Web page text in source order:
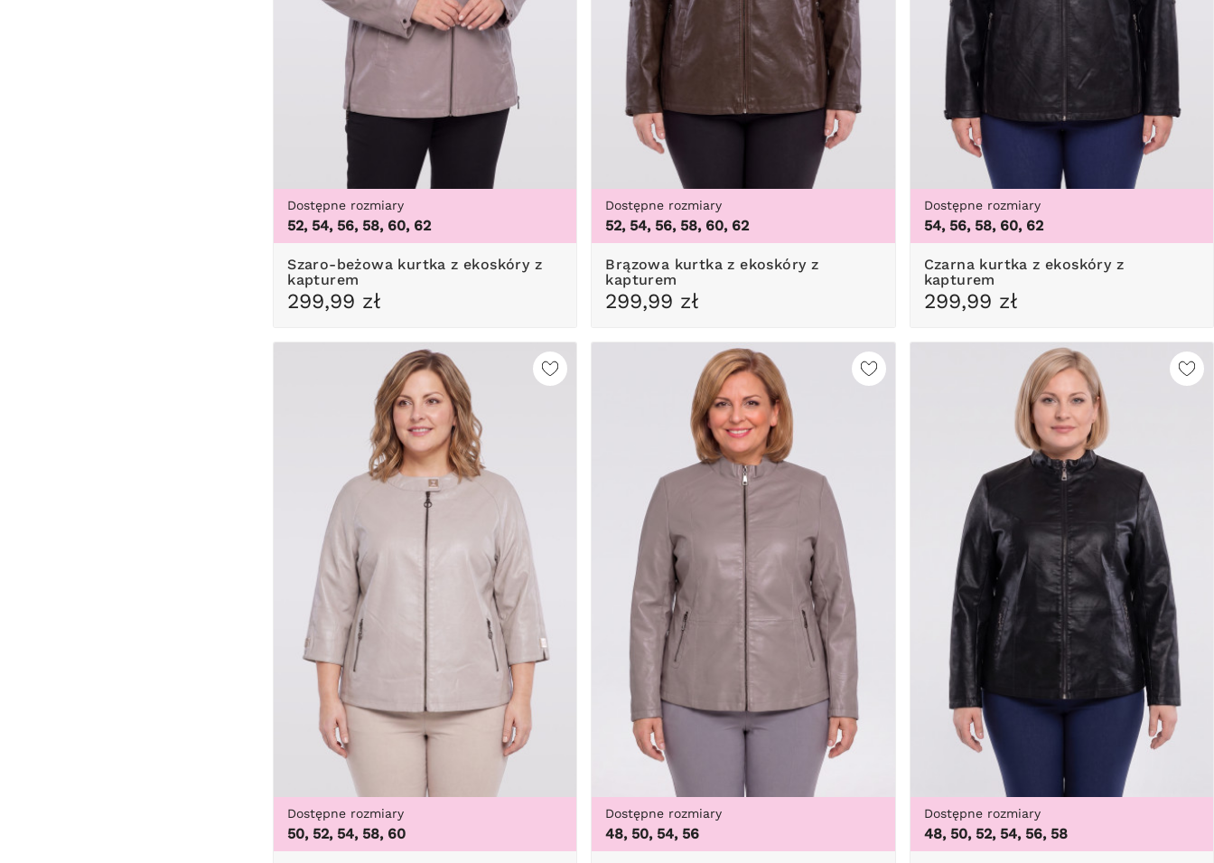
Dostępne rozmiary
52, 54, 56, 58, 60, 62
Szaro-beżowa kurtka z ekoskóry z
kapturem
299,99 zł
Dostępne rozmiary
52, 54, 56, 58, 60, 62
Brązowa kurtka z ekoskóry z
kapturem
299,99 zł
Dostępne rozmiary
54, 56, 58, 60, 62
Czarna kurtka z ekoskóry z
kapturem
299,99 zł
Dostępne rozmiary
50, 52, 54, 58, 60
Dostępne rozmiary
48, 50, 54, 56
Dostępne rozmiary
48, 50, 52, 54, 56, 58